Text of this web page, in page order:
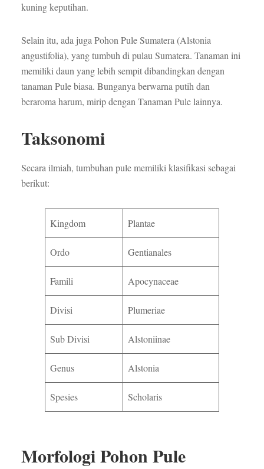
kuning keputihan.
Selain itu, ada juga Pohon Pule Sumatera (Alstonia
angustifolia), yang tumbuh di pulau Sumatera. Tanaman ini
memiliki daun yang lebih sempit dibandingkan dengan
tanaman Pule biasa. Bunganya berwarna putih dan
beraroma harum, mirip dengan Tanaman Pule lainnya.
Taksonomi
Secara ilmiah, tumbuhan pule memiliki klasifikasi sebagai
berikut:
Kingdom Plantae
Ordo Gentianales
Famili Apocynaceae
Divisi Plumeriae
Sub Divisi Alstoniinae
Genus Alstonia
Spesies Scholaris
Morfologi Pohon Pule